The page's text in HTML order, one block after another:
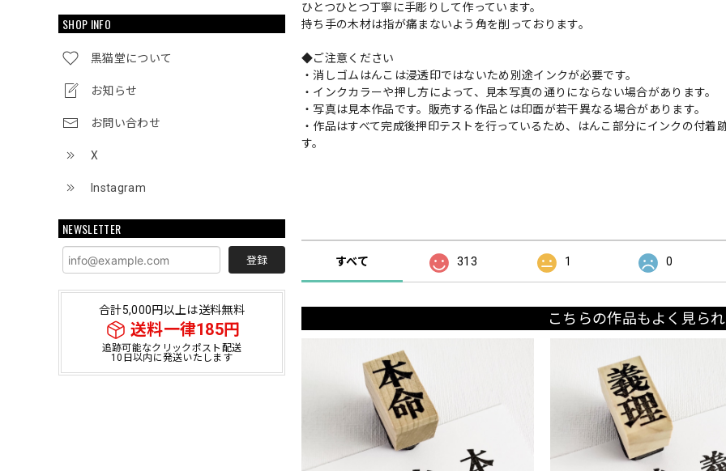
SHOP INFO
黒猫堂について
お知らせ
お問い合わせ
X
Instagram
NEWSLETTER
登録
合計5,000円以上は送料無料
送料一律185円
追跡可能なクリックポスト配送
10日以内に発送いたします
ひとつひとつ丁寧に手彫りして作っています。
持ち手の木材は指が痛まないよう角を削っております。
◆ご注意ください
・消しゴムはんこは浸透印ではないため別途インクが必要です。
・インクカラーや押し方によって、見本写真の通りにならない場合があります。
・写真は見本作品です。販売する作品とは印面が若干異なる場合があります。
・作品はすべて完成後押印テストを行っているため、はんこ部分にインクの付
す。
すべて 313 1 0
こちらの作品もよく見ら